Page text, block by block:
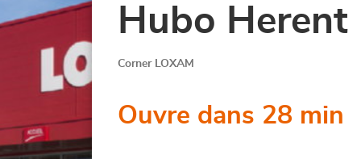
Hubo Herent
Corner LOXAM
Ouvre dans 28 min